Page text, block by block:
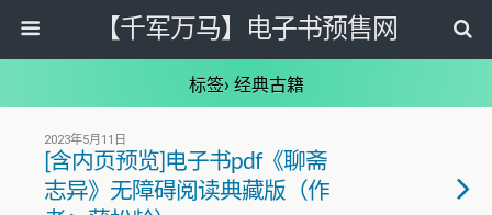
【千军万马】电子书预售网
标签› 经典古籍
2023年5月11日
[含内页预览]电子书pdf《聊斋
志异》无障碍阅读典藏版（作